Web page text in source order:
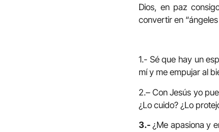
Dios, en paz
convertir en
1.- Sé que hay un
mí y me empujar al
2.– Con Jesús yo
¿Lo cuido? ¿Lo
3.- ¿Me apasiona y